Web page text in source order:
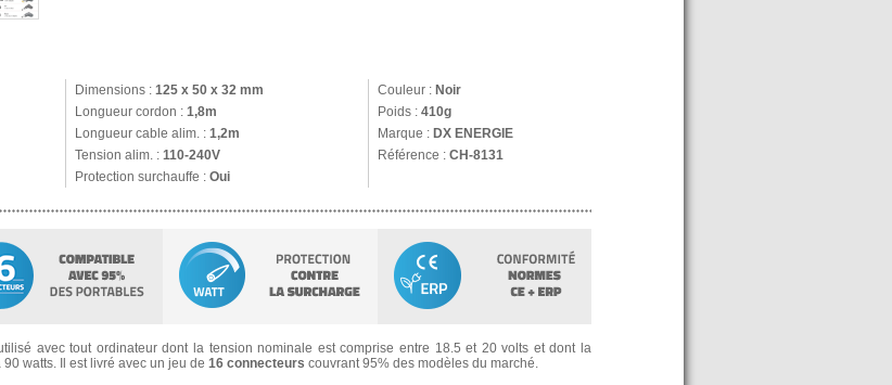
Dimensions : 125 x 50 x 32 mm Couleur : Noir
Longueur cordon : 1,8m Poids : 410g
Longueur cable alim. : 1,2m Marque : DX ENERGIE
Tension alim. : 110-240V Référence : CH-8131
Protection surchauffe : Oui
avec tout ordinateur dont la tension nominale est comprise entre 18.5 et 20 volts et dont la
watts. Il est livré avec un jeu de 16 connecteurs couvrant 95% des modèles du marché.